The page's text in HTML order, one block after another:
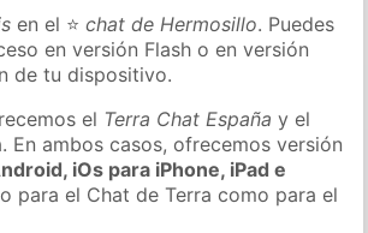
en el ⭐chat de Hermosillo. Puedes
en versión Flash o en versión
de tu dispositivo.
el Terra Chat España y el
En ambos casos, ofrecemos versión
iOs para iPhone, iPad e
para el Chat de Terra como para el